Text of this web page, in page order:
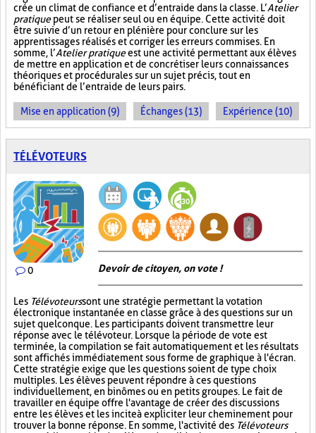
crée un climat de confiance et d’entraide dans la classe. L’Atelier
pratiquepeut se réaliser seul ou en équipe. Cette activité doit
être suivie d’un retour en plénière pour conclure sur les
apprentissages réalisés et corriger les erreurs commises. En
somme, l’Atelier pratiqueest une activité permettant aux élèves
de mettre en application et de concrétiser leurs connaissances
théoriques et procédurales sur un sujet précis, tout en
bénéficiant de l’entraide de leurs pairs.
Mise en application (9) Échanges (13) Expérience (10)
TÉLÉVOTEURS
0 Devoir de citoyen, on vote !
Les Télévoteurssont une stratégie permettant la votation
électronique instantanée en classe grâce à des questions sur un
sujet quelconque. Les participants doivent transmettre leur
réponse avec le télévoteur. Lorsque la période de vote est
terminée, la compilation se fait automatiquement et les résultats
sont affichés immédiatement sous forme de graphique à l'écran.
Cette stratégie exige que les questions soient de type choix
multiples. Les élèves peuvent répondre à ces questions
individuellement, en binômes ou en petits groupes. Le fait de
travailler en équipe offre l'avantage de créer des discussions
entre les élèves et les incite à expliciter leur cheminement pour
trouver la bonne réponse. En somme, l'activité des Télévoteurs